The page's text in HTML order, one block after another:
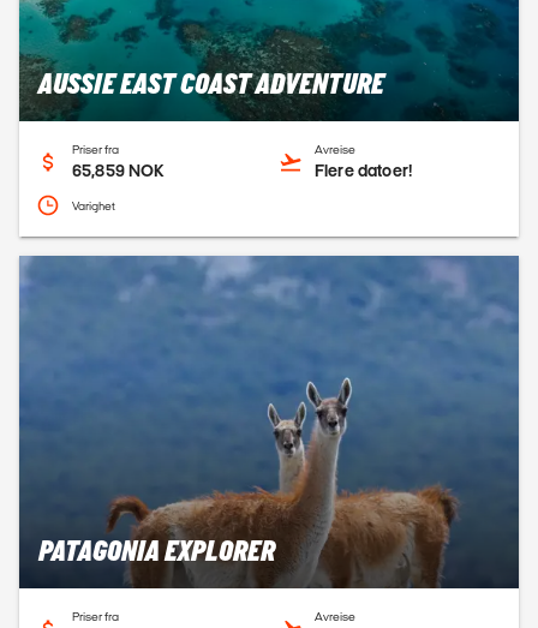
AUSSIE EAST COAST ADVENTURE
Priser fra
65,859 NOK
Varighet
Avreise
Flere datoer!
PATAGONIA EXPLORER
Priser fra Avreise